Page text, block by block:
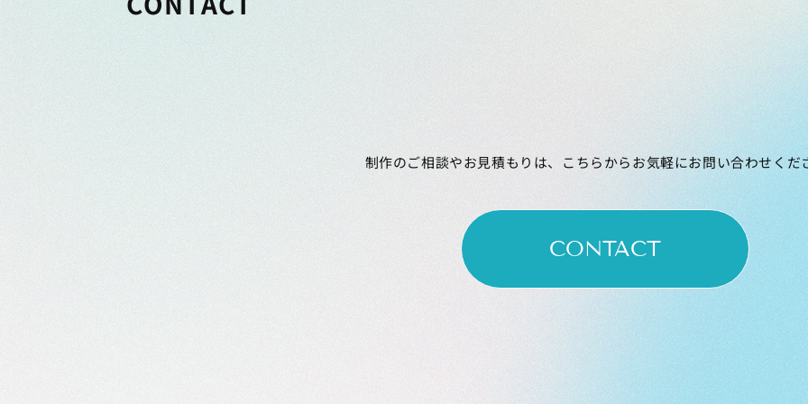
制作のご相談やお見積もりは、こちらからお気軽にお問い合わせくだ
CONTACT